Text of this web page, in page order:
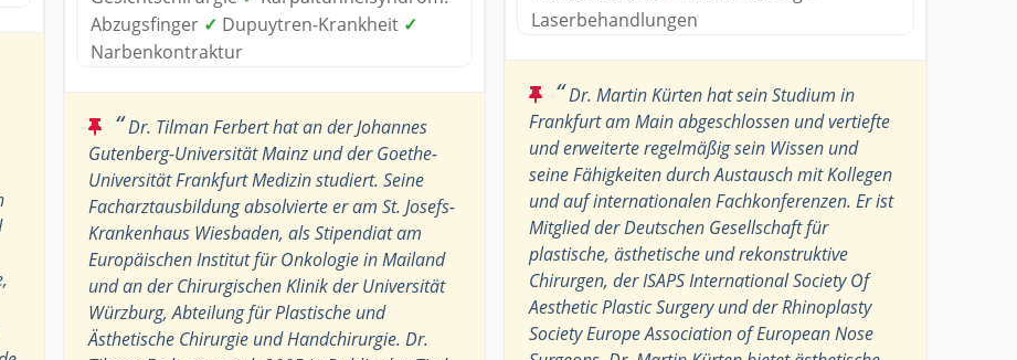
Abzugsfinger ✓ Dupuytren-Krankheit ✓
Narbenkontraktur
“Dr. Tilman Ferbert hat an der Johannes
Gutenberg-Universität Mainz und der Goethe-
Universität Frankfurt Medizin studiert. Seine
Facharztausbildung absolvierte er am St. Josefs-
Krankenhaus Wiesbaden, als Stipendiat am
Europäischen Institut für Onkologie in Mailand
und an der Chirurgischen Klinik der Universität
Würzburg, Abteilung für Plastische und
Ästhetische Chirurgie und Handchirurgie. Dr.
Laserbehandlungen
“Dr. Martin Kürten hat sein Studium in
Frankfurt am Main abgeschlossen und vertiefte
und erweiterte regelmäßig sein Wissen und
seine Fähigkeiten durch Austausch mit Kollegen
und auf internationalen Fachkonferenzen. Er ist
Mitglied der Deutschen Gesellschaft für
plastische, ästhetische und rekonstruktive
Chirurgen, der ISAPS International Society Of
Aesthetic Plastic Surgery und der Rhinoplasty
Society Europe Association of European Nose